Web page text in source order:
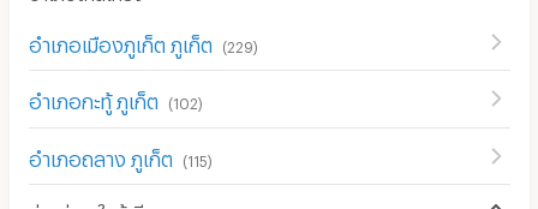
อำเภอเมืองภูเก็ต ภูเก็ต (229)
อำเภอกะทู้ ภูเก็ต (102)
อำเภอถลาง ภูเก็ต (115)